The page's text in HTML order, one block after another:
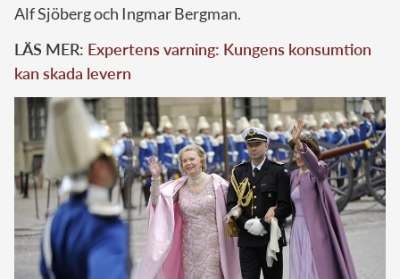
Alf Sjöberg och Ingmar Bergman.
LÄS MER: Expertens varning: Kungens konsumtion
kan skada levern